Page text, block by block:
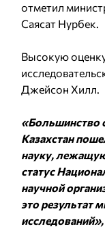
отметил
Саясат Нурбек.
Высокую
Джейсон Хилл.
«Большинство
Казахстан
науку,
статус
научной
это результат
исследований»,